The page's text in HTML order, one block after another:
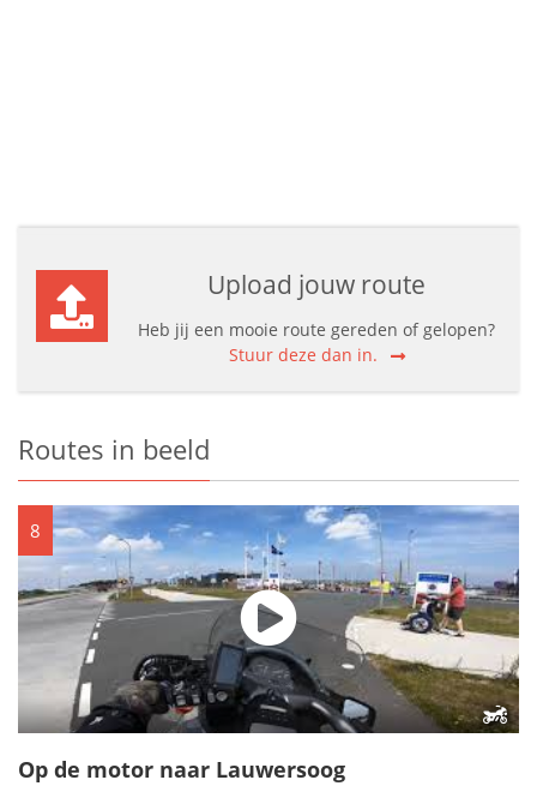
Upload jouw route
Heb jij een mooie route gereden of gelopen?
Stuur deze dan in.
Routes in beeld
8
Op de motor naar Lauwersoog